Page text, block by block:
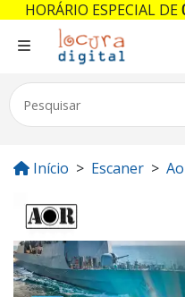
Início Escaner
HORÁRIO ESPECIAL DE